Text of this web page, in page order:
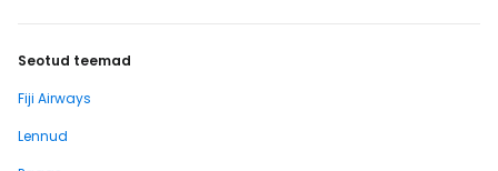
Seotud teemad
Fiji Airways
Lennud